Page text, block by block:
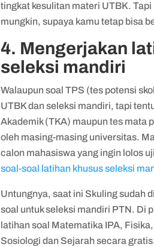
tingkat kesulitan materi UTBK.
mungkin, supaya kamu tetap bisa
4. Mengerjakan
seleksi mandiri
Walaupun soal TPS (tes potensi
UTBK dan seleksi mandiri, tapi
Akademik (TKA) maupun tes mata
oleh masing-masing universitas.
calon mahasiswa yang ingin lolos
soal-soal latihan khusus seleksi
Untungnya, saat ini Skuling sudah
soal untuk seleksi mandiri PTN. Di
latihan soal Matematika IPA,
Sosiologi dan Sejarah secara